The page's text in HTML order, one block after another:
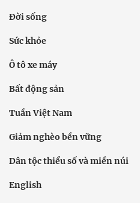
Đời sống
Sức khỏe
Ô tô xe máy
Bất động sản
Tuần Việt Nam
Giảm nghèo bền vững
Dân tộc thiểu số và miền núi
English